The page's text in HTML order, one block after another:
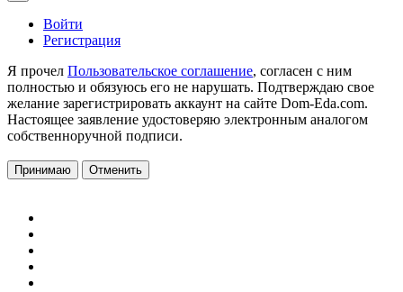
Войти
Регистрация
Я прочел Пользовательское соглашение, согласен с ним
полностью и обязуюсь его не нарушать. Подтверждаю свое
желание зарегистрировать аккаунт на сайте Dom-Eda.com.
Настоящее заявление удостоверяю электронным аналогом
собственноручной подписи.
Принимаю Отменить